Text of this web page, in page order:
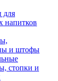
для
напитков
и штофы
стопки и